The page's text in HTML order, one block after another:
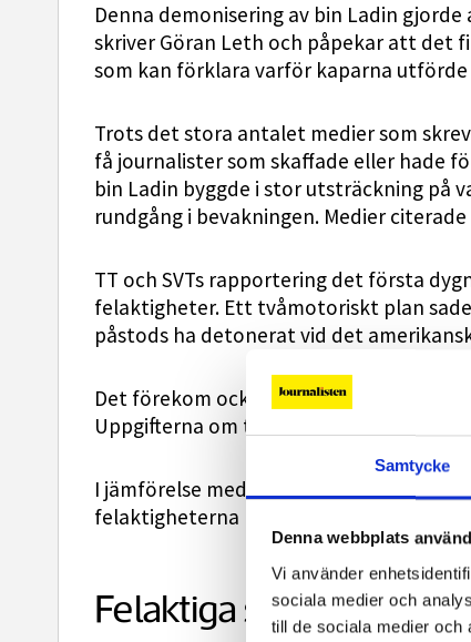
Samtycke
Denna webbplats
Vi använder
sociala medier och
till de sociala medier och
Denna demonisering av bin Ladin
skriver Göran Leth och påpekar att det
som kan förklara varför kaparna
Trots det stora antalet medier som
få journalister som skaffade eller hade
bin Ladin byggde i stor utsträckning på
rundgång i bevakningen. Medier
TT och SVTs rapportering det första
felaktigheter. Ett tvåmotoriskt plan
påstods ha detonerat vid det
Det förekom också felaktiga uppgifter
Uppgifterna om tiotusentals döda var
I jämförelse med TT fanns det flera fel i
felaktigheterna korrigerades, skriver
Felaktiga siffror